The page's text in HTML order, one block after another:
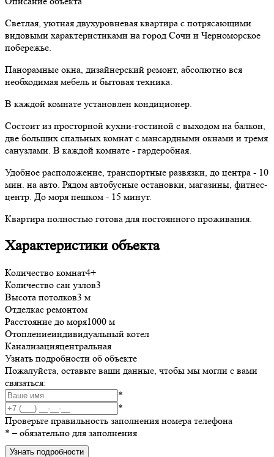
Светлая, уютная двухуровневая квартира с потрясающими
видовыми характеристиками на город Сочи и Черноморское
побережье.
Панорамные окна, дизайнерский ремонт, абсолютно вся
необходимая мебель и бытовая техника.
В каждой комнате установлен кондиционер.
Состоит из просторной кухни-гостиной с выходом на балкон,
две больших спальных комнат с мансардными окнами и тремя
санузлами. В каждой комнате - гардеробная.
Удобное расположение, транспортные развязки, до центра - 10
мин. на авто. Рядом автобусные остановки, магазины, фитнес-
центр. До моря пешком - 15 минут.
Квартира полностью готова для постоянного проживания.
Характеристики объекта
Количество комнат4+
Количество сан узлов3
Высота потолков3 м
Отделкас ремонтом
Расстояние до моря1000 м
Отоплениеиндивидуальный котел
Канализацияцентральная
Узнать подробности об объекте
Пожалуйста, оставьте ваши данные, чтобы мы могли с вами
связаться:
*
*
Проверьте правильность заполнения номера телефона
* – обязательно для заполнения
Узнать подробности